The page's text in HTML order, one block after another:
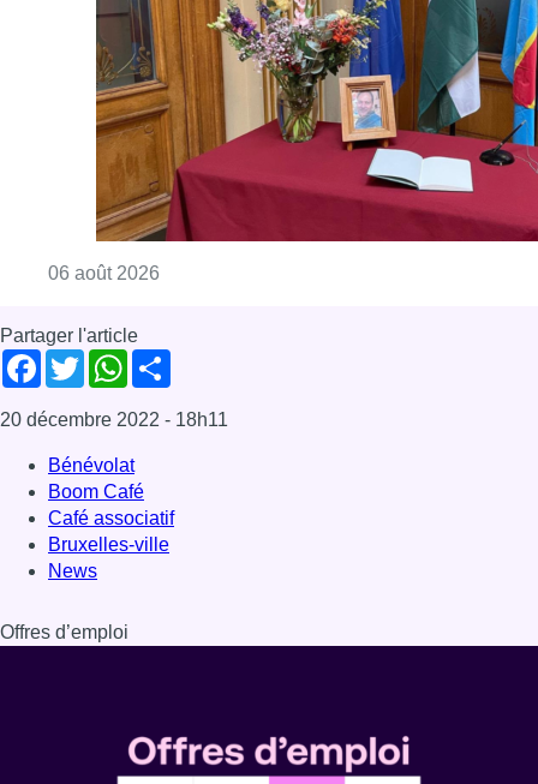
Partager l'article
FacebookTwitterWhatsApp
Share
20 décembre 2022- 18h11
Bénévolat
Boom Café
Café associatif
Bruxelles-ville
News